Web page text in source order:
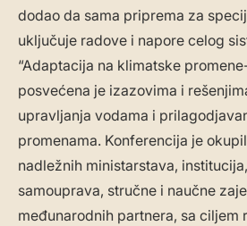
dodao da sama priprema za
uključuje radove i napore celog
“Adaptacija na klimatske
posvećena je izazovima i
upravljanja vodama i
promenama. Konferencija je
nadležnih ministarstava,
samouprava, stručne i naučne
međunarodnih partnera, sa ciljem